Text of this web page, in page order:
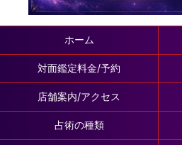
ホーム
対面鑑定料金/予約
店舗案内/アクセス
占術の種類